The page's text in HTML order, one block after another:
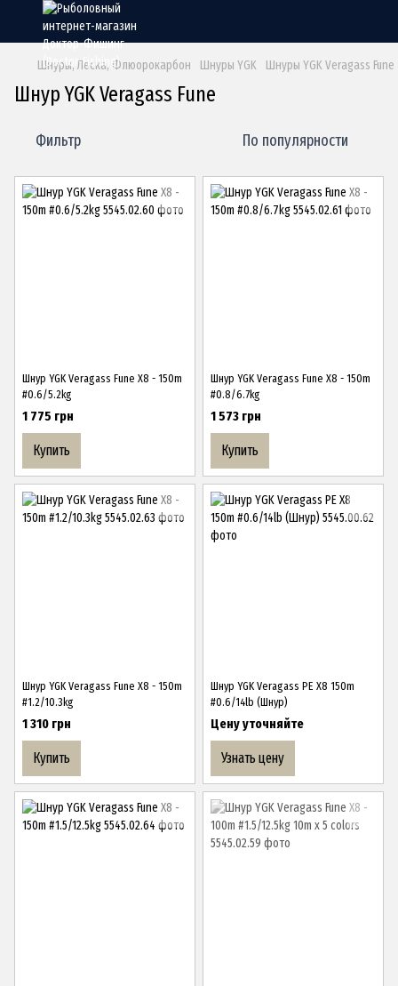
Шнуры, Леска, Флюорокарбон Шнуры YGK Шнуры YGK Veragass Fune
Шнур YGK Veragass Fune
Фильтр По популярности
Шнур YGK Veragass Fune X8 - 150m
#0.6/5.2kg
1 775 грн
Купить
Шнур YGK Veragass Fune X8 - 150m
#0.8/6.7kg
1 573 грн
Купить
Шнур YGK Veragass Fune X8 - 150m
#1.2/10.3kg
1 310 грн
Купить
Шнур YGK Veragass PE X8 150m
#0.6/14lb (Шнур)
Цену уточняйте
Узнать цену